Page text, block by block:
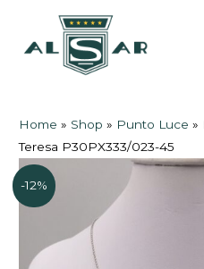
contenuto
Home » Shop » Punto Luce »
Teresa P30PX333/023-45
-12%